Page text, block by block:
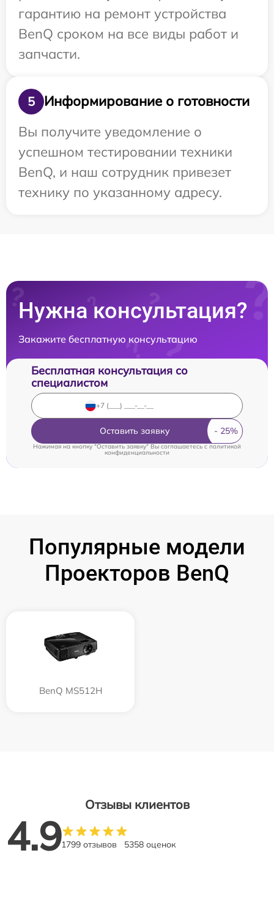
гарантию на ремонт устройства
BenQ сроком на все виды работ и
запчасти.
5
Информирование о готовности
Вы получите уведомление о
успешном тестировании техники
BenQ, и наш сотрудник привезет
технику по указанному адресу.
Нужна консультация?
Закажите бесплатную консультацию
Бесплатная консультация со
специалистом
Оставить заявку
Нажимая на кнопку "Оставить заявку" Вы соглашаетесь cполитикой
конфиденциальности
Популярные модели
Проекторов BenQ
BenQ MS512H
Отзывы клиентов
4.91799 отзывов 5358 оценок